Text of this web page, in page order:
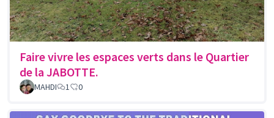
Faire vivre les espaces verts dans le Quartier
de la JABOTTE.
MAHDI 1 0